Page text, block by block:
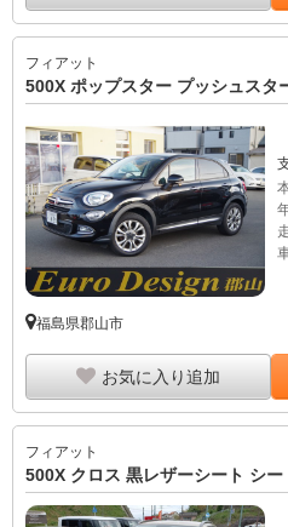
フィアット
500X ポップスター プッシュスタ
福島県郡山市
お気に入り追加
フィアット
500X クロス 黒レザーシート シー